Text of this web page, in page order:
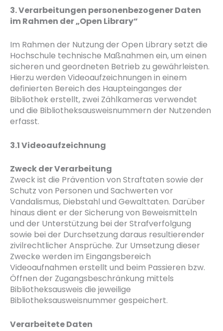
3. Verarbeitungen personenbezogener Daten
im Rahmen der „Open Library“
Im Rahmen der Nutzung der Open Library setzt die
Hochschule technische Maßnahmen ein, um einen
sicheren und geordneten Betrieb zu gewährleisten.
Hierzu werden Videoaufzeichnungen in einem
definierten Bereich des Haupteinganges der
Bibliothek erstellt, zwei Zählkameras verwendet
und die Bibliotheksausweisnummern der Nutzenden
erfasst.
3.1 Videoaufzeichnung
Zweck der Verarbeitung
Zweck ist die Prävention von Straftaten sowie der
Schutz von Personen und Sachwerten vor
Vandalismus, Diebstahl und Gewalttaten. Darüber
hinaus dient er der Sicherung von Beweismitteln
und der Unterstützung bei der Strafverfolgung
sowie bei der Durchsetzung daraus resultierender
zivilrechtlicher Ansprüche. Zur Umsetzung dieser
Zwecke werden im Eingangsbereich
Videoaufnahmen erstellt und beim Passieren bzw.
Öffnen der Zugangsbeschränkung mittels
Bibliotheksausweis die jeweilige
Bibliotheksausweisnummer gespeichert.
Verarbeitete Daten